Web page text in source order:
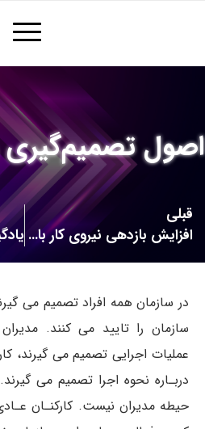
اصول
قبلی
افزایش بازدهی نیروی کار با استفاده از تکنیک‌های داده‌کاوی
در سازمان همه افراد تصمیم می
سازمان را تایید می کنند.
عملیات اجرایی تصمیم می گیرند،
دربـاره نحوه اجرا تصمیم می
حیطه مدیران نیست. کارکنـان